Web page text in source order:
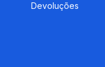
Devoluções